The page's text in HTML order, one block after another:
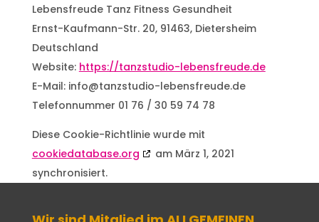
Lebensfreude Tanz Fitness Gesundheit
Ernst-Kaufmann-Str. 20, 91463, Dietersheim
Deutschland
Website: https://tanzstudio-lebensfreude.de
E-Mail: info@tanzstudio-lebensfreude.de
Telefonnummer 01 76 / 30 59 74 78
Diese Cookie-Richtlinie wurde mit
cookiedatabase.org
am März 1, 2021
synchronisiert.